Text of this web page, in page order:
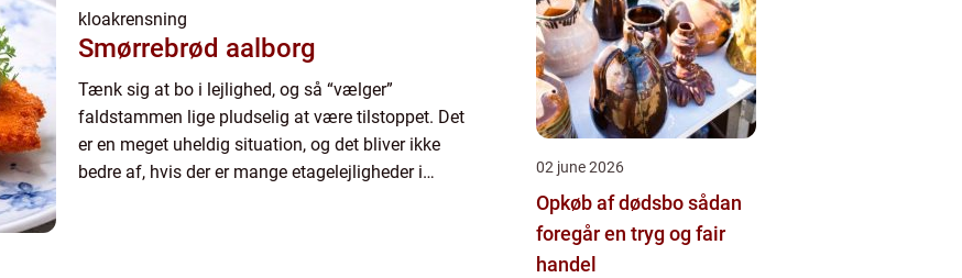
kloakrensning
Smørrebrød aalborg
Tænk sig at bo i lejlighed, og så “vælger”
faldstammen lige pludselig at være tilstoppet. Det
er en meget uheldig situation, og det bliver ikke
bedre af, hvis der er mange etagelejligheder i
02 june 2026
Opkøb af dødsbo sådan
foregår en tryg og fair
handel